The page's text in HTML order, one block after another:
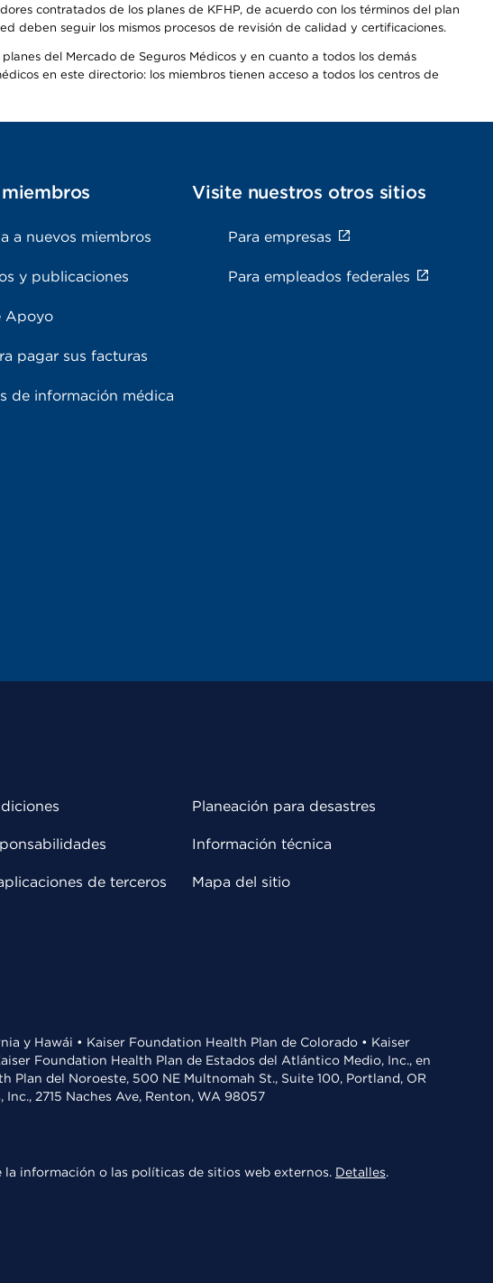
contratados de los planes de KFHP, de acuerdo con los términos del plan
deben seguir los mismos procesos de revisión de calidad y certificaciones.
del Mercado de Seguros Médicos y en cuanto a todos los demás
en este directorio: los miembros tienen acceso a todos los centros de
a nuevos miembros
y publicaciones
Apoyo
pagar sus facturas
de información médica
Visite nuestros otros sitios
Para empresas
Para empleados federales
de terceros
Planeación para desastres
Información técnica
Mapa del sitio
y Hawái • Kaiser Foundation Health Plan de Colorado • Kaiser
Foundation Health Plan de Estados del Atlántico Medio, Inc., en
Plan del Noroeste, 500 NE Multnomah St., Suite 100, Portland, OR
2715 Naches Ave, Renton, WA 98057
la información o las políticas de sitios web externos. Detalles.